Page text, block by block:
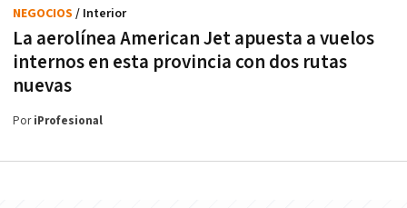
La aerolínea American Jet apuesta a vuelos
internos en esta provincia con dos rutas
nuevas
NEGOCIOS / Interior
PoriProfesional